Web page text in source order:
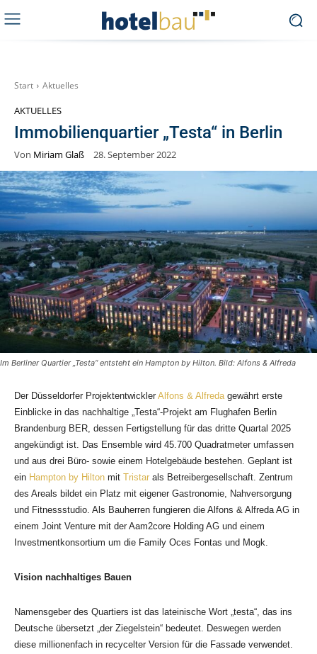
Start Aktuelles
AKTUELLES
Immobilienquartier „Testa“ in Berlin
Von Miriam Glaß 28. September 2022
Im Berliner Quartier „Testa“ entsteht ein Hampton by Hilton. Bild: Alfons & Alfreda
Der Düsseldorfer Projektentwickler Alfons & Alfreda gewährt erste
Einblicke in das nachhaltige „Testa“-Projekt am Flughafen Berlin
Brandenburg BER, dessen Fertigstellung für das dritte Quartal 2025
angekündigt ist. Das Ensemble wird 45.700 Quadratmeter umfassen
und aus drei Büro- sowie einem Hotelgebäude bestehen. Geplant ist
ein Hampton by Hilton mit Tristar als Betreibergesellschaft. Zentrum
des Areals bildet ein Platz mit eigener Gastronomie, Nahversorgung
und Fitnessstudio. Als Bauherren fungieren die Alfons & Alfreda AG in
einem Joint Venture mit der Aam2core Holding AG und einem
Investmentkonsortium um die Family O­ces Fontas und Mogk.
Vision nachhaltiges Bauen
Namensgeber des Quartiers ist das lateinische Wort „testa“, das ins
Deutsche übersetzt „der Ziegelstein“ bedeutet. Deswegen werden
diese millionenfach in recycelter Version für die Fassade verwendet.